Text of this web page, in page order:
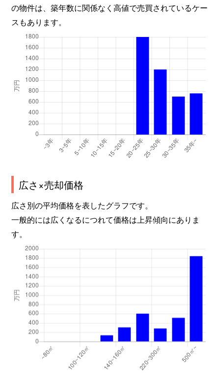
の物件は、築年数に関係なく高値で売買されているケー
スもあります。
広さ×売却価格
広さ別の平均価格を表したグラフです。
一般的には広くなるにつれて価格は上昇傾向にありま
す。